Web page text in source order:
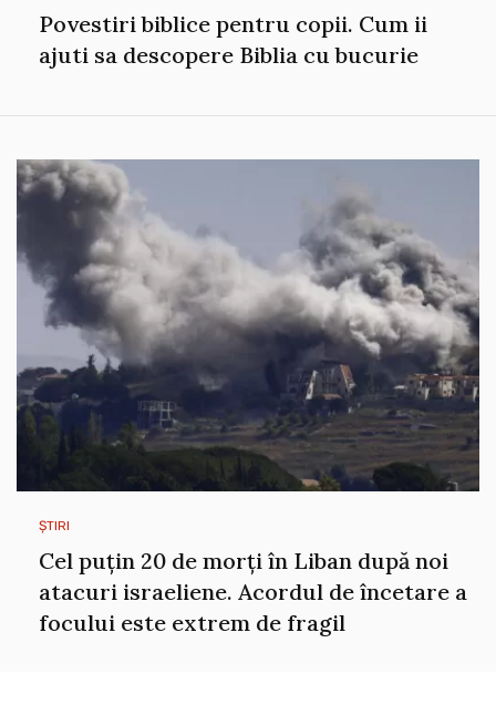
Povestiri biblice pentru copii. Cum ii
ajuti sa descopere Biblia cu bucurie
ȘTIRI
Cel puțin 20 de morți în Liban după noi
atacuri israeliene. Acordul de încetare a
focului este extrem de fragil